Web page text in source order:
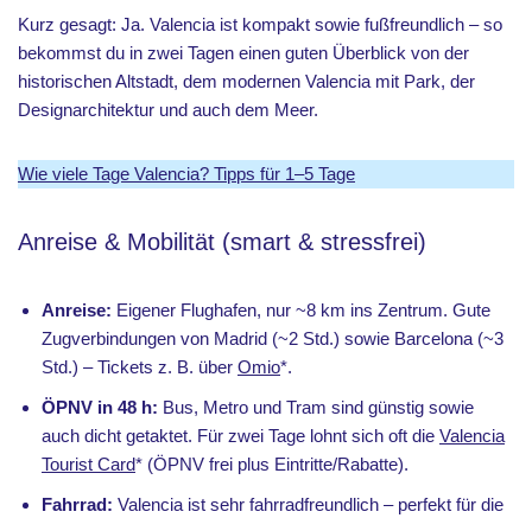
Kurz gesagt: Ja. Valencia ist kompakt sowie fußfreundlich – so
bekommst du in zwei Tagen einen guten Überblick von der
historischen Altstadt, dem modernen Valencia mit Park, der
Designarchitektur und auch dem Meer.
Wie viele Tage Valencia? Tipps für 1–5 Tage
Anreise & Mobilität (smart & stressfrei)
Anreise: Eigener Flughafen, nur ~8 km ins Zentrum. Gute
Zugverbindungen von Madrid (~2 Std.) sowie Barcelona (~3
Std.) – Tickets z. B. über Omio*.
ÖPNV in 48 h: Bus, Metro und Tram sind günstig sowie
auch dicht getaktet. Für zwei Tage lohnt sich oft die Valencia
Tourist Card* (ÖPNV frei plus Eintritte/Rabatte).
Fahrrad: Valencia ist sehr fahrradfreundlich – perfekt für die